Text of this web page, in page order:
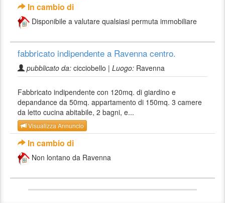
In cambio di
Disponibile a valutare qualsiasi permuta immobiliare
fabbricato indipendente a Ravenna centro.
pubblicato da: cicciobello | Luogo: Ravenna
Fabbricato indipendente con 120mq. di giardino e
depandance da 50mq. appartamento di 150mq. 3 camere
da letto cucina abitabile, 2 bagni, e...
Visualizza Annuncio
In cambio di
Non lontano da Ravenna